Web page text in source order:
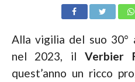
Alla vigilia del suo 30°
nel 2023, ilVerbier
quest’anno un ricco